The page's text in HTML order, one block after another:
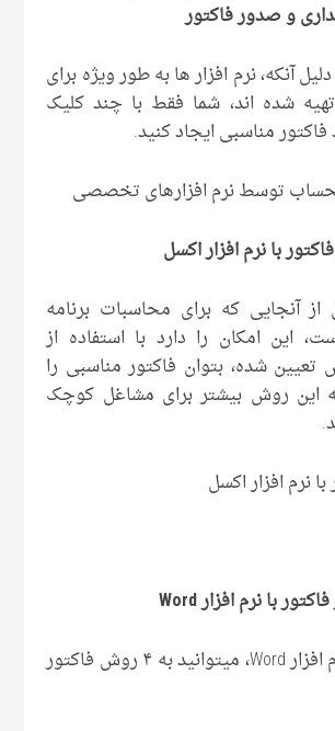
و صدور فاکتور
آنکه، نرم افزار ها به طور ویژه برای
شده اند، شما فقط با چند کلیک
مناسبی ایجاد کنید.
با نرم افزار اکسل
از آنجایی که برای محاسبات برنامه
این امکان را دارد با استفاده از
تعیین شده، بتوان فاکتور مناسبی را
این روش بیشتر برای مشاغل کوچک
با نرم افزارWord
با استفاده از نرم افزار Word، میتوانید به ۴ روش فاکتور